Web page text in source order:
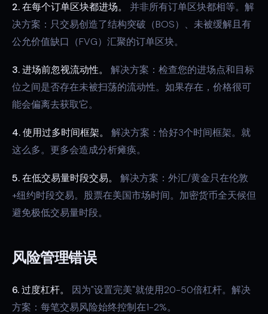
2. 在每个订单区块都进场。
并非所有订单区块都相等。解
决方案：只交易创造了结构突破（BOS）、未被缓解且有
公允价值缺口（FVG）汇聚的订单区块。
3. 进场前忽视流动性。
解决方案：检查您的进场点和目标
位之间是否存在未被扫荡的流动性。如果存在，价格很可
能会偏离去获取它。
4. 使用过多时间框架。
解决方案：恰好3个时间框架。就
这么多。更多会造成分析瘫痪。
5. 在低交易量时段交易。
解决方案：外汇/黄金只在伦敦
+纽约时段交易。股票在美国市场时间。加密货币全天候但
避免极低交易量时段。
风险管理错误
6. 过度杠杆。
因为"设置完美"就使用20-50倍杠杆。解决
方案：每笔交易风险始终控制在1-2%。